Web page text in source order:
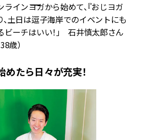
ラインヨガから始めて、『おじヨガ
、土日は逗子海岸でのイベントにも
ビーチはいい！」 石井慎太郎さん
歳）
たら日々が充実！